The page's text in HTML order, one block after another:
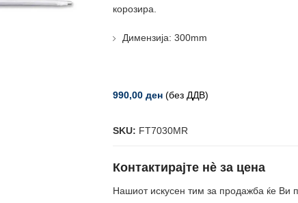
корозира.
Димензија: 300mm
990,00ден (без ДДВ)
SKU: FT7030MR
Контактирајте нè за цена
Нашиот искусен тим за продажба ќе Ви